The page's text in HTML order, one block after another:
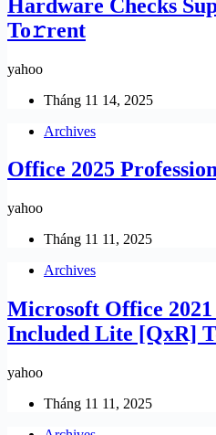
Hardware Checks
To𝚛rent
yahoo
Tháng 11 14, 2025
Archives
Office 2025
yahoo
Tháng 11 11, 2025
Archives
Microsoft Office
Included Lite [QxR]
yahoo
Tháng 11 11, 2025